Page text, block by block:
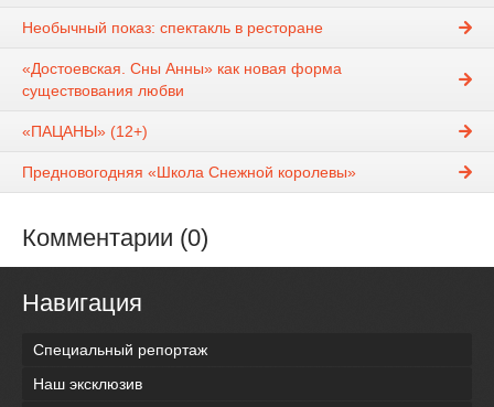
Необычный показ: спектакль в ресторане
«Достоевская. Сны Анны» как новая форма
существования любви
«ПАЦАНЫ» (12+)
Предновогодняя «Школа Снежной королевы»
Комментарии (0)
Навигация
Специальный репортаж
Наш эксклюзив